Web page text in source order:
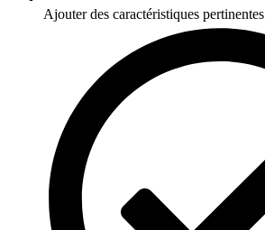
Ajouter des caractéristiques pertinentes